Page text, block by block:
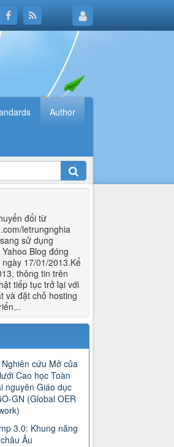
Author
đổi từ
letrungnghia
sử dụng
Blog đóng
17/01/2013.Kể
thông tin trên
tiếp tục trở lại với
và đặt chỗ hosting
cứu Mở của
Cao học Toàn
nguyên Giáo dục
GN (Global OER
3.0: Khung năng
Âu